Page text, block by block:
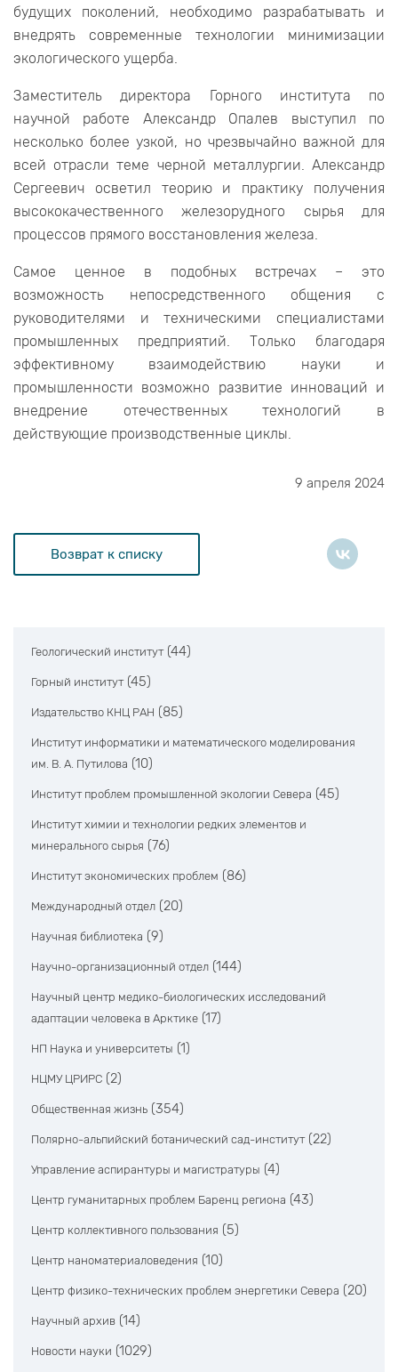
будущих поколений, необходимо разрабатывать и
внедрять современные технологии минимизации
экологического ущерба.
Заместитель директора Горного института по
научной работе Александр Опалев выступил по
несколько более узкой, но чрезвычайно важной для
всей отрасли теме черной металлургии. Александр
Сергеевич осветил теорию и практику получения
высококачественного железорудного сырья для
процессов прямого восстановления железа.
Самое ценное в подобных встречах – это
возможность непосредственного общения с
руководителями и техническими специалистами
промышленных предприятий. Только благодаря
эффективному взаимодействию науки и
промышленности возможно развитие инноваций и
внедрение отечественных технологий в
действующие производственные циклы.
9 апреля 2024
Возврат к списку
Геологический институт (44)
Горный институт (45)
Издательство КНЦ РАН (85)
Институт информатики и математического моделирования
им. В. А. Путилова (10)
Институт проблем промышленной экологии Севера (45)
Институт химии и технологии редких элементов и
минерального сырья (76)
Институт экономических проблем (86)
Международный отдел (20)
Научная библиотека (9)
Научно-организационный отдел (144)
Научный центр медико-биологических исследований
адаптации человека в Арктике (17)
НП Наука и университеты (1)
НЦМУ ЦРИРС (2)
Общественная жизнь (354)
Полярно-альпийский ботанический сад-институт (22)
Управление аспирантуры и магистратуры (4)
Центр гуманитарных проблем Баренц региона (43)
Центр коллективного пользования (5)
Центр наноматериаловедения (10)
Центр физико-технических проблем энергетики Севера (20)
Научный архив (14)
Новости науки (1029)